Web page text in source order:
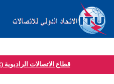
قطاع الاتصالات الراديوية (ITU-R)